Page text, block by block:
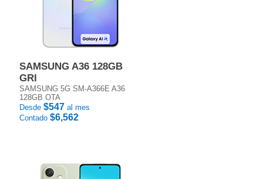
SAMSUNG A36 128GB
GRI
SAMSUNG 5G SM-A366E A36
128GB OTA
Desde $547 al mes
Contado $6,562